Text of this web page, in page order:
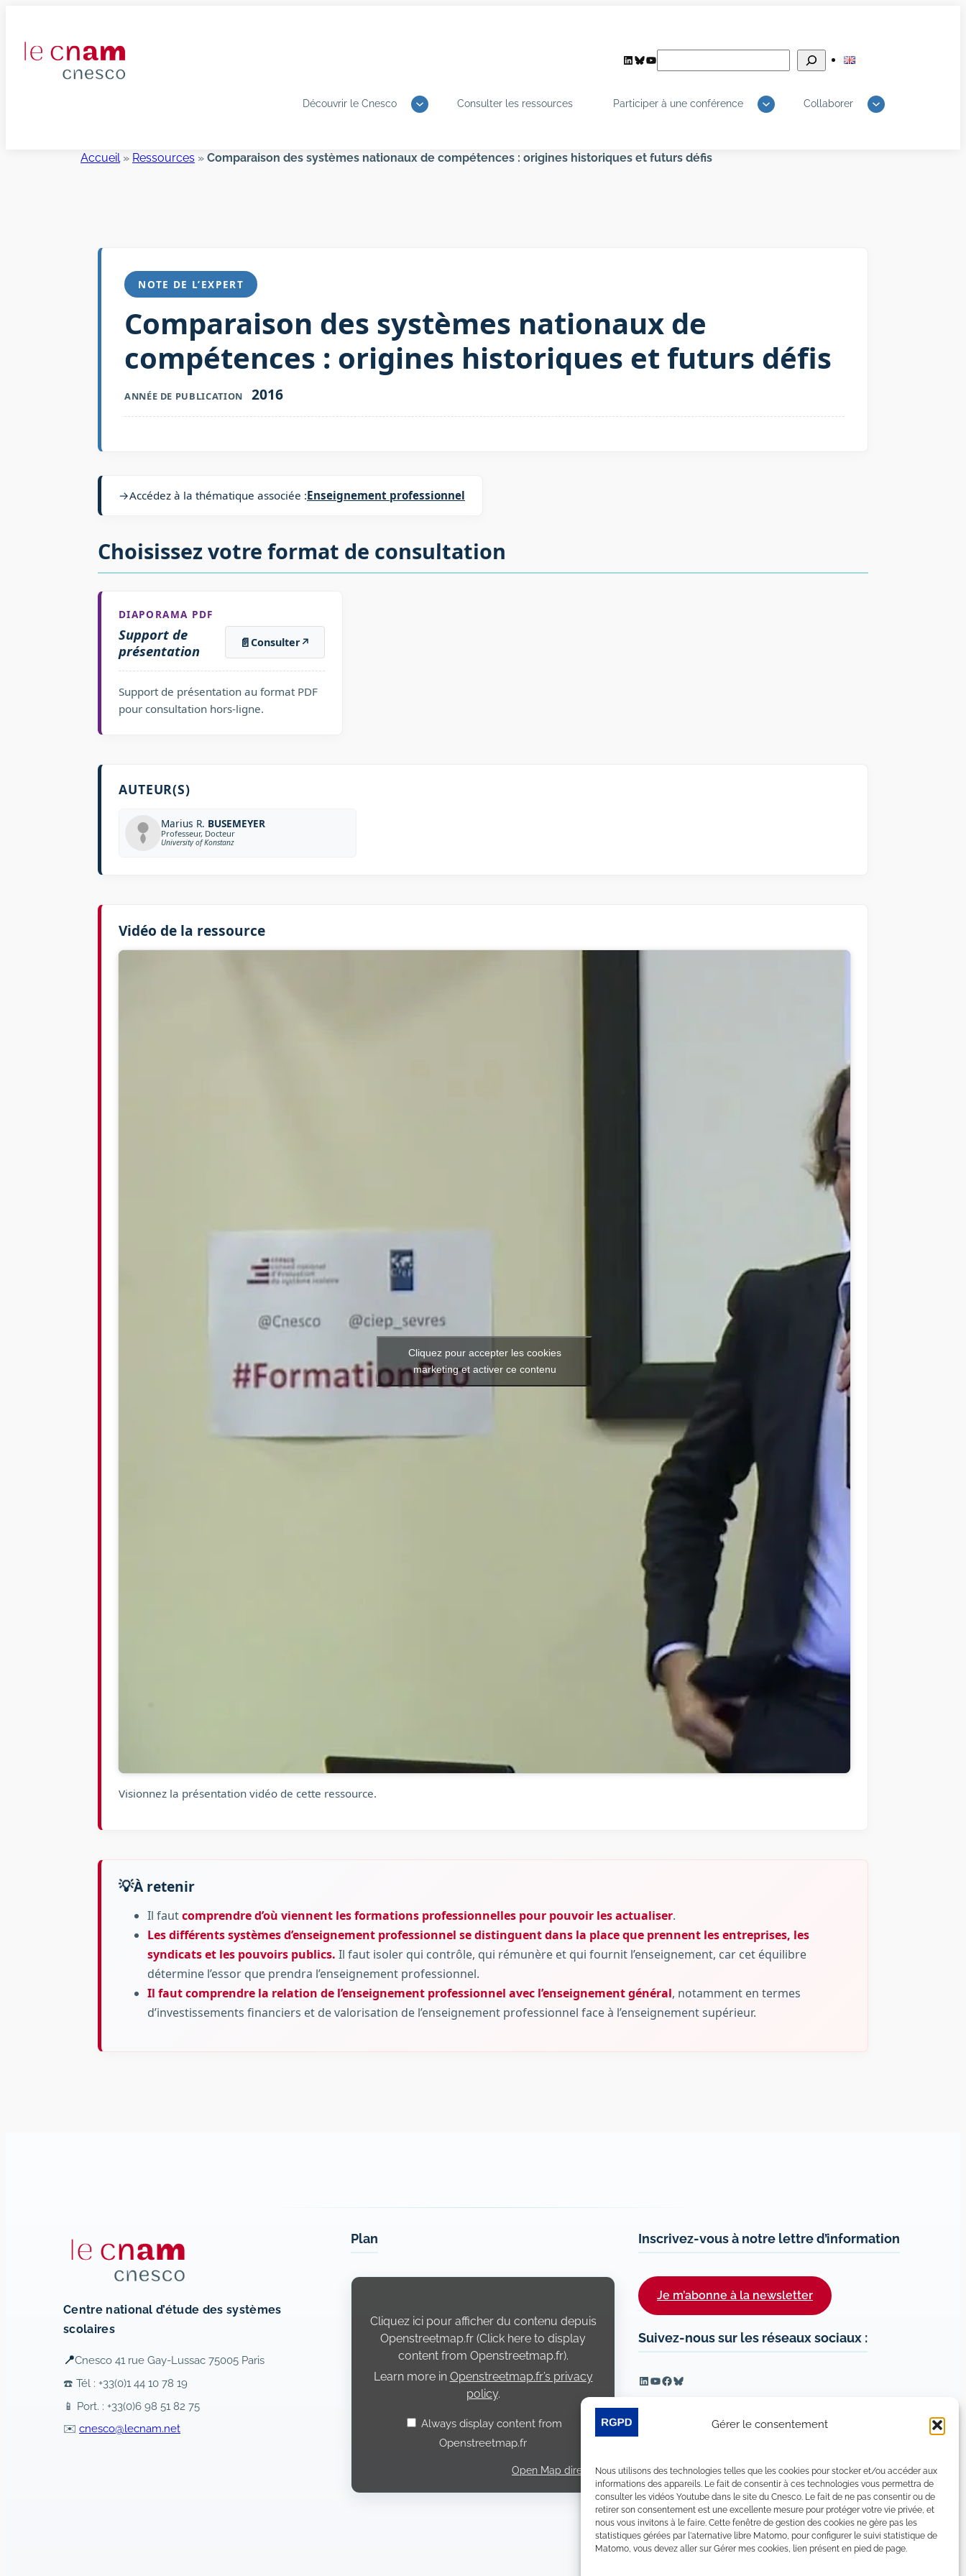
Gérer le consentement
Nous utilisons des technologies telles que les cookies pour stocker et/ou accéder aux
informations des appareils. Le fait de consentir à ces technologies vous permettra de
consulter les vidéos Youtube dans le site du Cnesco. Le fait de ne pas consentir ou de
retirer son consentement est une excellente mesure pour protéger votre vie privée, et
nous vous invitons à le faire. Cette fenêtre de gestion des cookies ne gère pas les
statistiques gérées par l'aternative libre Matomo, pour configurer le suivi statistique de
Matomo, vous devez aller sur Gérer mes cookies, lien présent en pied de page.
contenu
LinkedIn
Bluesky
YouTube
Découvrir le Cnesco Consulter les ressources Participer à une conférence Collaborer
Accueil» Ressources » Comparaison des systèmes nationaux de compétences : origines historiques et futurs défis
NOTE DE L’EXPERT
Comparaison des systèmes nationaux de
compétences : origines historiques et futurs défis
ANNÉE DE PUBLICATION 2016
→Accédez à la thématique associée :Enseignement professionnel
Choisissez votre format de consultation
DIAPORAMA PDF
Support de
présentation
📄Consulter↗
Support de présentation au format PDF
pour consultation hors-ligne.
AUTEUR(S)
Marius R. BUSEMEYER
Professeur, Docteur
University of Konstanz
Vidéo de la ressource
Cliquez pour accepter les cookies
marketing et activer ce contenu
Visionnez la présentation vidéo de cette ressource.
À retenir
Il fautcomprendre d’où viennent les formations professionnelles pour pouvoir les actualiser.
Les différents systèmes d’enseignement professionnel se distinguent dans la place que prennent les entreprises, les
syndicats et les pouvoirs publics. Il faut isoler qui contrôle, qui rémunère et qui fournit l’enseignement, car cet équilibre
détermine l’essor que prendra l’enseignement professionnel.
Il faut comprendre la relation de l’enseignement professionnel avec l’enseignement général, notamment en termes
d’investissements financiers et de valorisation de l’enseignement professionnel face à l’enseignement supérieur.
Centre national d’étude des systèmes
scolaires
📍Cnesco 41 rue Gay-Lussac 75005 Paris
☎️ Tél : +33(0)1 44 10 78 19
📱 Port. : +33(0)6 98 51 82 75
✉️ cnesco@lecnam.net
Plan
Display
Openstreetmap.fr
Cliquez ici pour afficher du contenu depuis
Openstreetmap.fr (Click here to display
content from Openstreetmap.fr).
Learn more in Openstreetmap.fr’s privacy
policy.
Always display content from
Openstreetmap.fr
Open Map directly
Inscrivez-vous à notre lettre d’information
Je m’abonne à la newsletter
Suivez-nous sur les réseaux sociaux :
LinkedIn
YouTube
Facebook
Bluesky